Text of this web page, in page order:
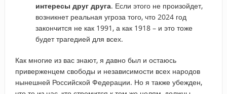
интересы друг друга. Если этого не произойдет,
возникнет реальная угроза того, что 2024 год
закончится не как 1991, а как 1918 – и это тоже
будет трагедией для всех.
Как многие из вас знают, я давно был и остаюсь
приверженцем свободы и независимости всех народов
нынешней Российской Федерации. Но я также убежден,